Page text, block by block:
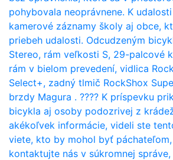
Prosíme verejnosť o pomoc pri
páchateľa, ktorý dňa 12. 12. 2025 v
hodinách odcudzil bicykel v areáli
Lužná okres Senec. Bicykel bol
riadne uzamknutý na mieste
bicyklov, napriek tomu došlo k jeho
keď bol žiak pod dohľadom školy.l
informácií sa do areálu školy dostala
bez oprávnenia, ktorá sa v
pohybovala neoprávnene. K udalosti
kamerové záznamy školy aj obce,